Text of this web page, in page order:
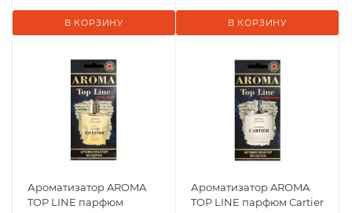
В КОРЗИНУ В КОРЗИНУ
Ароматизатор AROMA
TOP LINE парфюм
Ароматизатор AROMA
TOP LINE парфюм Cartier